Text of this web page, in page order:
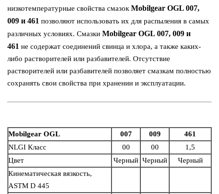
низкотемпературные свойства смазок Mobilgear OGL 007,
009 и 461 позволяют использовать их для распыления в самых
различных условиях. Смазки Mobilgear OGL 007, 009 и
461 не содержат соединений свинца и хлора, а также каких-
либо растворителей или разбавителей. Отсутствие
растворителей или разбавителей позволяет смазкам полностью
сохранять свои свойства при хранении и эксплуатации.
Mobilgear OGL 007 009
461
NLGI Класс
00 00
1,5
Цвет
Черный Черный
Черный
Кинематическая вязкость,
ASTM D 445